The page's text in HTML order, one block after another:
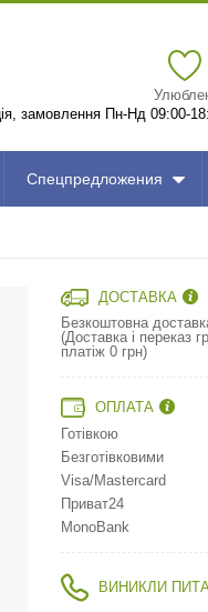
замовлення Пн-Нд 09:00-
Спецпредложения
ДОСТАВКА
Безкоштовна
(Доставка і переказ
платіж 0 грн)
ОПЛАТА
Готівкою
Безготівковими
Visa/Mastercard
Приват24
MonoBank
ВИНИКЛИ